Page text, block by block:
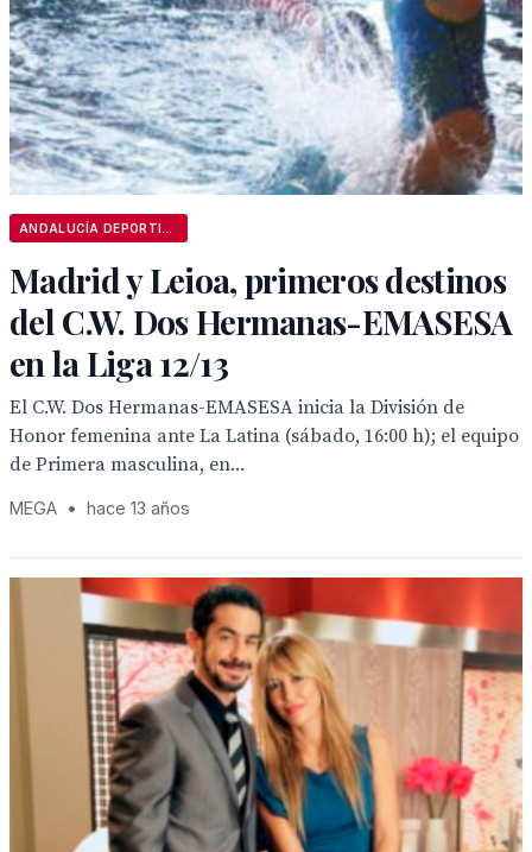
Madrid y Leioa, primeros destinos
del C.W. Dos Hermanas-EMASESA
en la Liga 12/13
El C.W. Dos Hermanas-EMASESA inicia la División de
Honor femenina ante La Latina (sábado, 16:00 h); el equipo
de Primera masculina, en...
MEGA • hace 13 años